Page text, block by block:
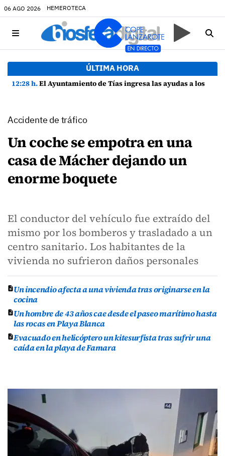
06 AGO 2026 HEMEROTECA
ÚLTIMA HORA
12:28 h.El Ayuntamiento de Tías ingresa las ayudas a los estudiantes del municipio
Accidente de tráfico
Un coche se empotra en una
casa de Mácher dejando un
enorme boquete
El conductor del vehículo fue extraído del
mismo por los bomberos y trasladado a un
centro sanitario. Los habitantes de la
vivienda no sufrieron daños personales
Un incendio afecta a una vivienda tras originarse en la
cocina
Un hombre de 43 años cae desde el paseo marítimo hasta
las rocas en Playa Blanca
Evacuado en helicóptero un kitesurfista tras sufrir una
caída en la playa de Famara